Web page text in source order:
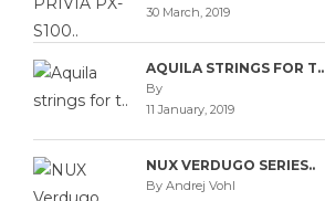
30 March, 2019
AQUILA STRINGS FOR T..
By
11 January, 2019
NUX VERDUGO SERIES..
By Andrej Vohl